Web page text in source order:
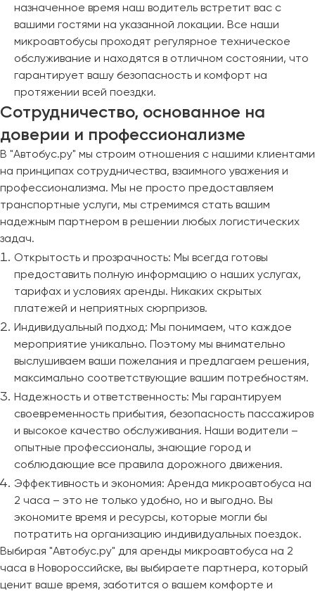
назначенное время наш водитель встретит вас с
вашими гостями на указанной локации. Все наши
микроавтобусы проходят регулярное техническое
обслуживание и находятся в отличном состоянии, что
гарантирует вашу безопасность и комфорт на
протяжении всей поездки.
Сотрудничество, основанное на
доверии и профессионализме
В "Автобус.ру" мы строим отношения с нашими клиентами
на принципах сотрудничества, взаимного уважения и
профессионализма. Мы не просто предоставляем
транспортные услуги, мы стремимся стать вашим
надежным партнером в решении любых логистических
задач.
Открытость и прозрачность: Мы всегда готовы
предоставить полную информацию о наших услугах,
тарифах и условиях аренды. Никаких скрытых
платежей и неприятных сюрпризов.
Индивидуальный подход: Мы понимаем, что каждое
мероприятие уникально. Поэтому мы внимательно
выслушиваем ваши пожелания и предлагаем решения,
максимально соответствующие вашим потребностям.
Надежность и ответственность: Мы гарантируем
своевременность прибытия, безопасность пассажиров
и высокое качество обслуживания. Наши водители –
опытные профессионалы, знающие город и
соблюдающие все правила дорожного движения.
Эффективность и экономия: Аренда микроавтобуса на
2 часа – это не только удобно, но и выгодно. Вы
экономите время и ресурсы, которые могли бы
потратить на организацию индивидуальных поездок.
Выбирая "Автобус.ру" для аренды микроавтобуса на 2
часа в Новороссийске, вы выбираете партнера, который
ценит ваше время, заботится о вашем комфорте и